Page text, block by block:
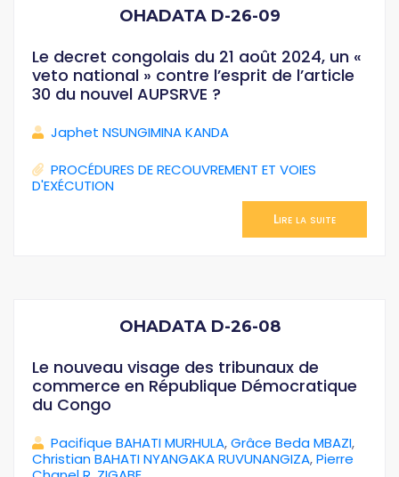
OHADATA D-26-09
Le decret congolais du 21 août 2024, un «
veto national » contre l’esprit de l’article
30 du nouvel AUPSRVE ?
Japhet NSUNGIMINA KANDA
PROCÉDURES DE RECOUVREMENT ET VOIES
D'EXÉCUTION
Lire la suite
OHADATA D-26-08
Le nouveau visage des tribunaux de
commerce en République Démocratique
du Congo
Pacifique BAHATI MURHULA,Grâce Beda MBAZI,
Christian BAHATI NYANGAKA RUVUNANGIZA,Pierre